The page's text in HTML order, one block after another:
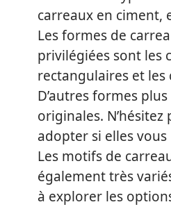
carreaux en ciment,
Les formes de
privilégiées sont les
rectangulaires et les
D’autres formes
originales. N’hésitez
adopter si elles
Les motifs de
également très
à explorer les